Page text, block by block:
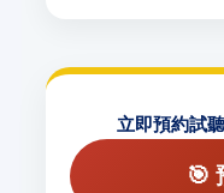
立即預約試
🎯